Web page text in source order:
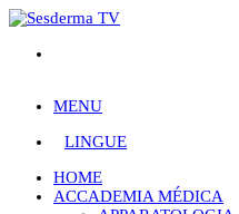
MENU
LINGUE
HOME
ACCADEMIA MÉDICA